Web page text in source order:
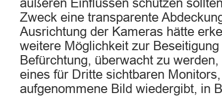
äußeren Einflüssen schützen
Zweck eine transparente
Ausrichtung der Kameras hätte
weitere Möglichkeit zur
Befürchtung, überwacht zu
eines für Dritte sichtbaren
aufgenommene Bild wiedergibt, in